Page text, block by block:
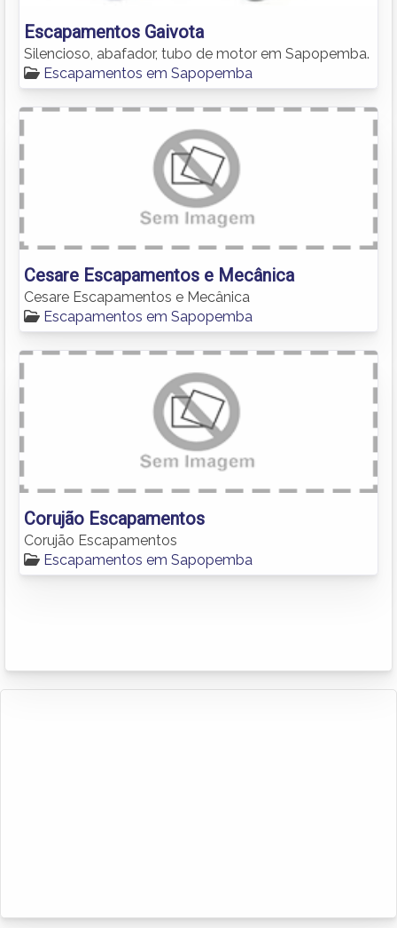
Escapamentos Gaivota
Silencioso, abafador, tubo de motor em Sapopemba.
Escapamentos em Sapopemba
Cesare Escapamentos e Mecânica
Cesare Escapamentos e Mecânica
Escapamentos em Sapopemba
Corujão Escapamentos
Corujão Escapamentos
Escapamentos em Sapopemba